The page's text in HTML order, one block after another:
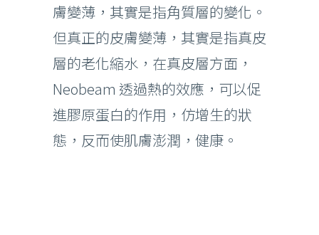
膚變薄，其實是指角質層的變化。
但真正的皮膚變薄，其實是指真皮
層的老化縮水，在真皮層方面，
Neobeam 透過熱的效應，可以促
進膠原蛋白的作用，仿增生的狀
態，反而使肌膚澎潤，健康。